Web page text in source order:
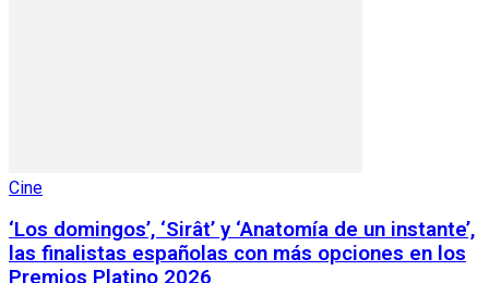
Cine
‘Los domingos’, ‘Sirât’ y ‘Anatomía de un instante’,
las finalistas españolas con más opciones en los
Premios Platino 2026